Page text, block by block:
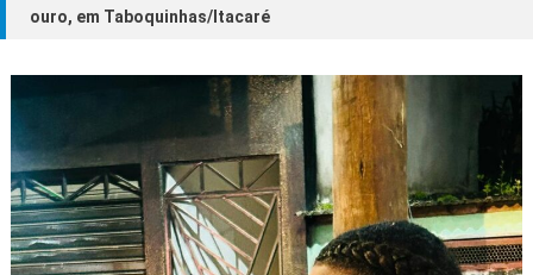
ouro, em Taboquinhas/Itacaré